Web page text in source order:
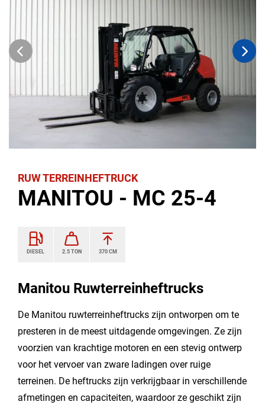
RUW TERREINHEFTRUCK
MANITOU - MC 25-4
DIESEL 2.5 TON 370 CM
Manitou Ruwterreinheftrucks
De Manitou ruwterreinheftrucks zijn ontworpen om te
presteren in de meest uitdagende omgevingen. Ze zijn
voorzien van krachtige motoren en een stevig ontwerp
voor het vervoer van zware ladingen over ruige
terreinen. De heftrucks zijn verkrijgbaar in verschillende
afmetingen en capaciteiten, waardoor ze geschikt zijn